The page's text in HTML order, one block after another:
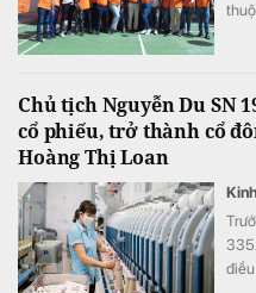
Chủ tịch Nguyễn Du SN
cổ phiếu, trở thành cổ
Hoàng Thị Loan